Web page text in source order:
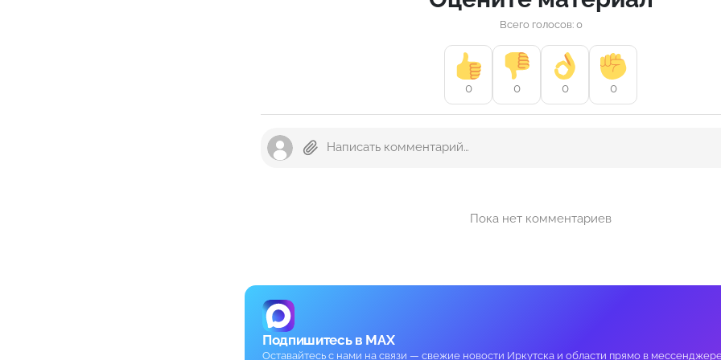
Всего голосов: 0
0 0 0 0
Пока нет комментариев
Подпишитесь в MAX
Оставайтесь с нами на связи — свежие новости Иркутска и области прямо в